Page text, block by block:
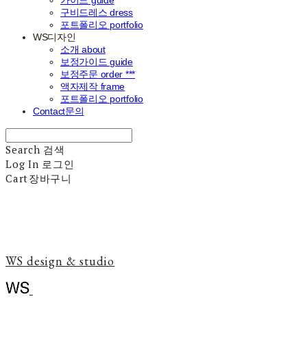
구비드레스 dress
포트폴리오 portfolio
WS디자인
소개 about
보정가이드 guide
보정주문 order ***
액자제작 frame
포트폴리오 portfolio
Contact문의
Search 검색
Log In 로그인
Cart장바구니
WS design & studio